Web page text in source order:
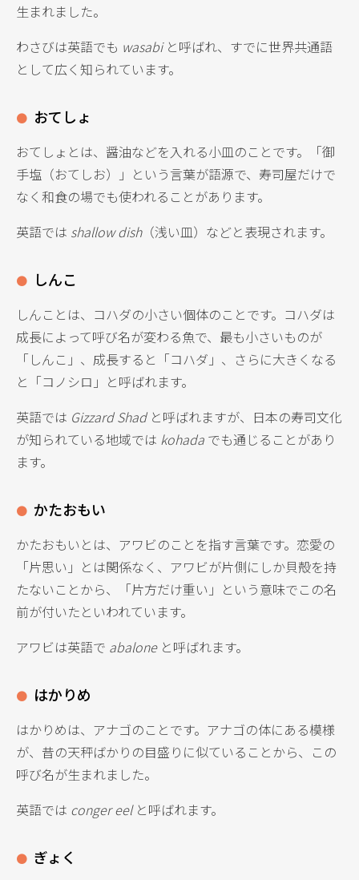
生まれました。
わさびは英語でも wasabiと呼ばれ、すでに世界共通語
として広く知られています。
おてしょ
おてしょとは、醤油などを入れる小皿のことです。「御
手塩（おてしお）」という言葉が語源で、寿司屋だけで
なく和食の場でも使われることがあります。
英語では shallow dish（浅い皿）などと表現されます。
しんこ
しんことは、コハダの小さい個体のことです。コハダは
成長によって呼び名が変わる魚で、最も小さいものが
「しんこ」、成長すると「コハダ」、さらに大きくなる
と「コノシロ」と呼ばれます。
英語では Gizzard Shadと呼ばれますが、日本の寿司文化
が知られている地域では kohada でも通じることがあり
ます。
かたおもい
かたおもいとは、アワビのことを指す言葉です。恋愛の
「片思い」とは関係なく、アワビが片側にしか貝殻を持
たないことから、「片方だけ重い」という意味でこの名
前が付いたといわれています。
アワビは英語で abaloneと呼ばれます。
はかりめ
はかりめは、アナゴのことです。アナゴの体にある模様
が、昔の天秤ばかりの目盛りに似ていることから、この
呼び名が生まれました。
英語では conger eelと呼ばれます。
ぎょく